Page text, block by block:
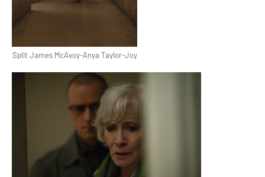
Split James McAvoy-Anya Taylor-Joy